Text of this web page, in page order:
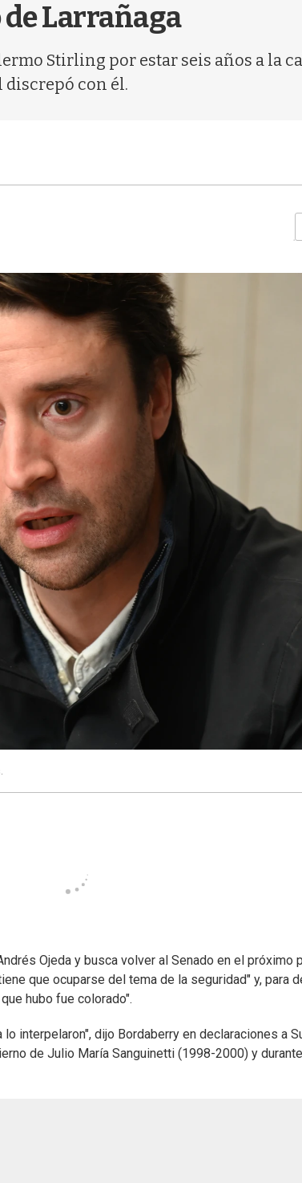
Larrañaga
Stirling por estar seis años a la
con él.
Ojeda y busca volver al Senado en el próximo
que ocuparse del tema de la seguridad" y, para
que hubo fue colorado".
interpelaron", dijo Bordaberry en declaraciones a
de Julio María Sanguinetti (1998-2000) y